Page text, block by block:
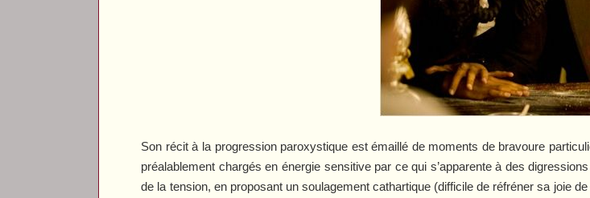
Son récit à la progression paroxystique est émaillé de moments de bravoure
préalablement chargés en énergie sensitive par ce qui s’apparente à des
de la tension, en proposant un soulagement cathartique (difficile de réfréner sa joie